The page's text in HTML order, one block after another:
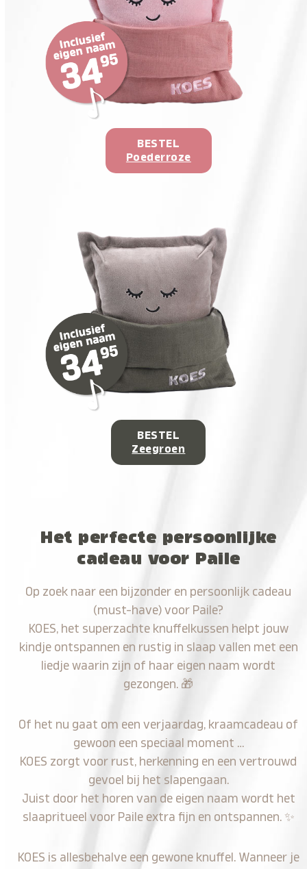
BESTEL
Poederroze
BESTEL
Zeegroen
Het perfecte persoonlijke
cadeau voor Paile
Op zoek naar een bijzonder en persoonlijk cadeau
(must-have) voor Paile?
KOES, het superzachte knuffelkussen helpt jouw
kindje ontspannen en rustig in slaap vallen met een
liedje waarin zijn of haar eigen naam wordt
gezongen. 🎁
Of het nu gaat om een verjaardag, kraamcadeau of
gewoon een speciaal moment …
KOES zorgt voor rust, herkenning en een vertrouwd
gevoel bij het slapengaan.
Juist door het horen van de eigen naam wordt het
slaapritueel voor Paile extra fijn en ontspannen. ✨
KOES is allesbehalve een gewone knuffel. Wanneer je